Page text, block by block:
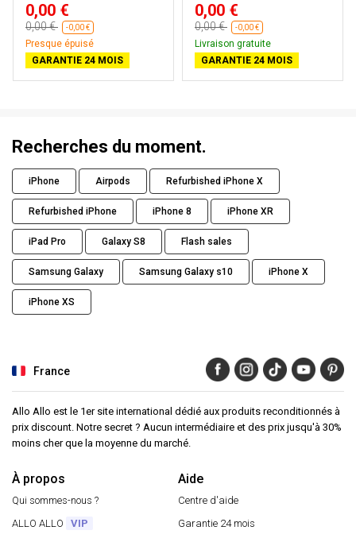
0,00 €
0,00 € -0,00 €
Presque épuisé
GARANTIE 24 MOIS
0,00 €
0,00 € -0,00 €
Livraison gratuite
GARANTIE 24 MOIS
Recherches du moment.
iPhone Airpods Refurbished iPhone X
Refurbished iPhone iPhone 8 iPhone XR
iPad Pro Galaxy S8 Flash sales
Samsung Galaxy Samsung Galaxy s10 iPhone X
iPhone XS
France
Allo Allo est le 1er site international dédié aux produits reconditionnés à
prix discount. Notre secret ? Aucun intermédiaire et des prix jusqu'à 30%
moins cher que la moyenne du marché.
À propos
Qui sommes-nous ?
ALLO ALLO
VIP
Aide
Centre d'aide
Garantie 24 mois